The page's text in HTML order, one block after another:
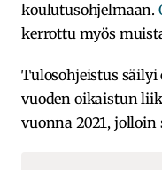
koulutusohjelmaan.
kerrottu myös
Tulosohjeistus
vuoden oikaistun
vuonna 2021, jolloin